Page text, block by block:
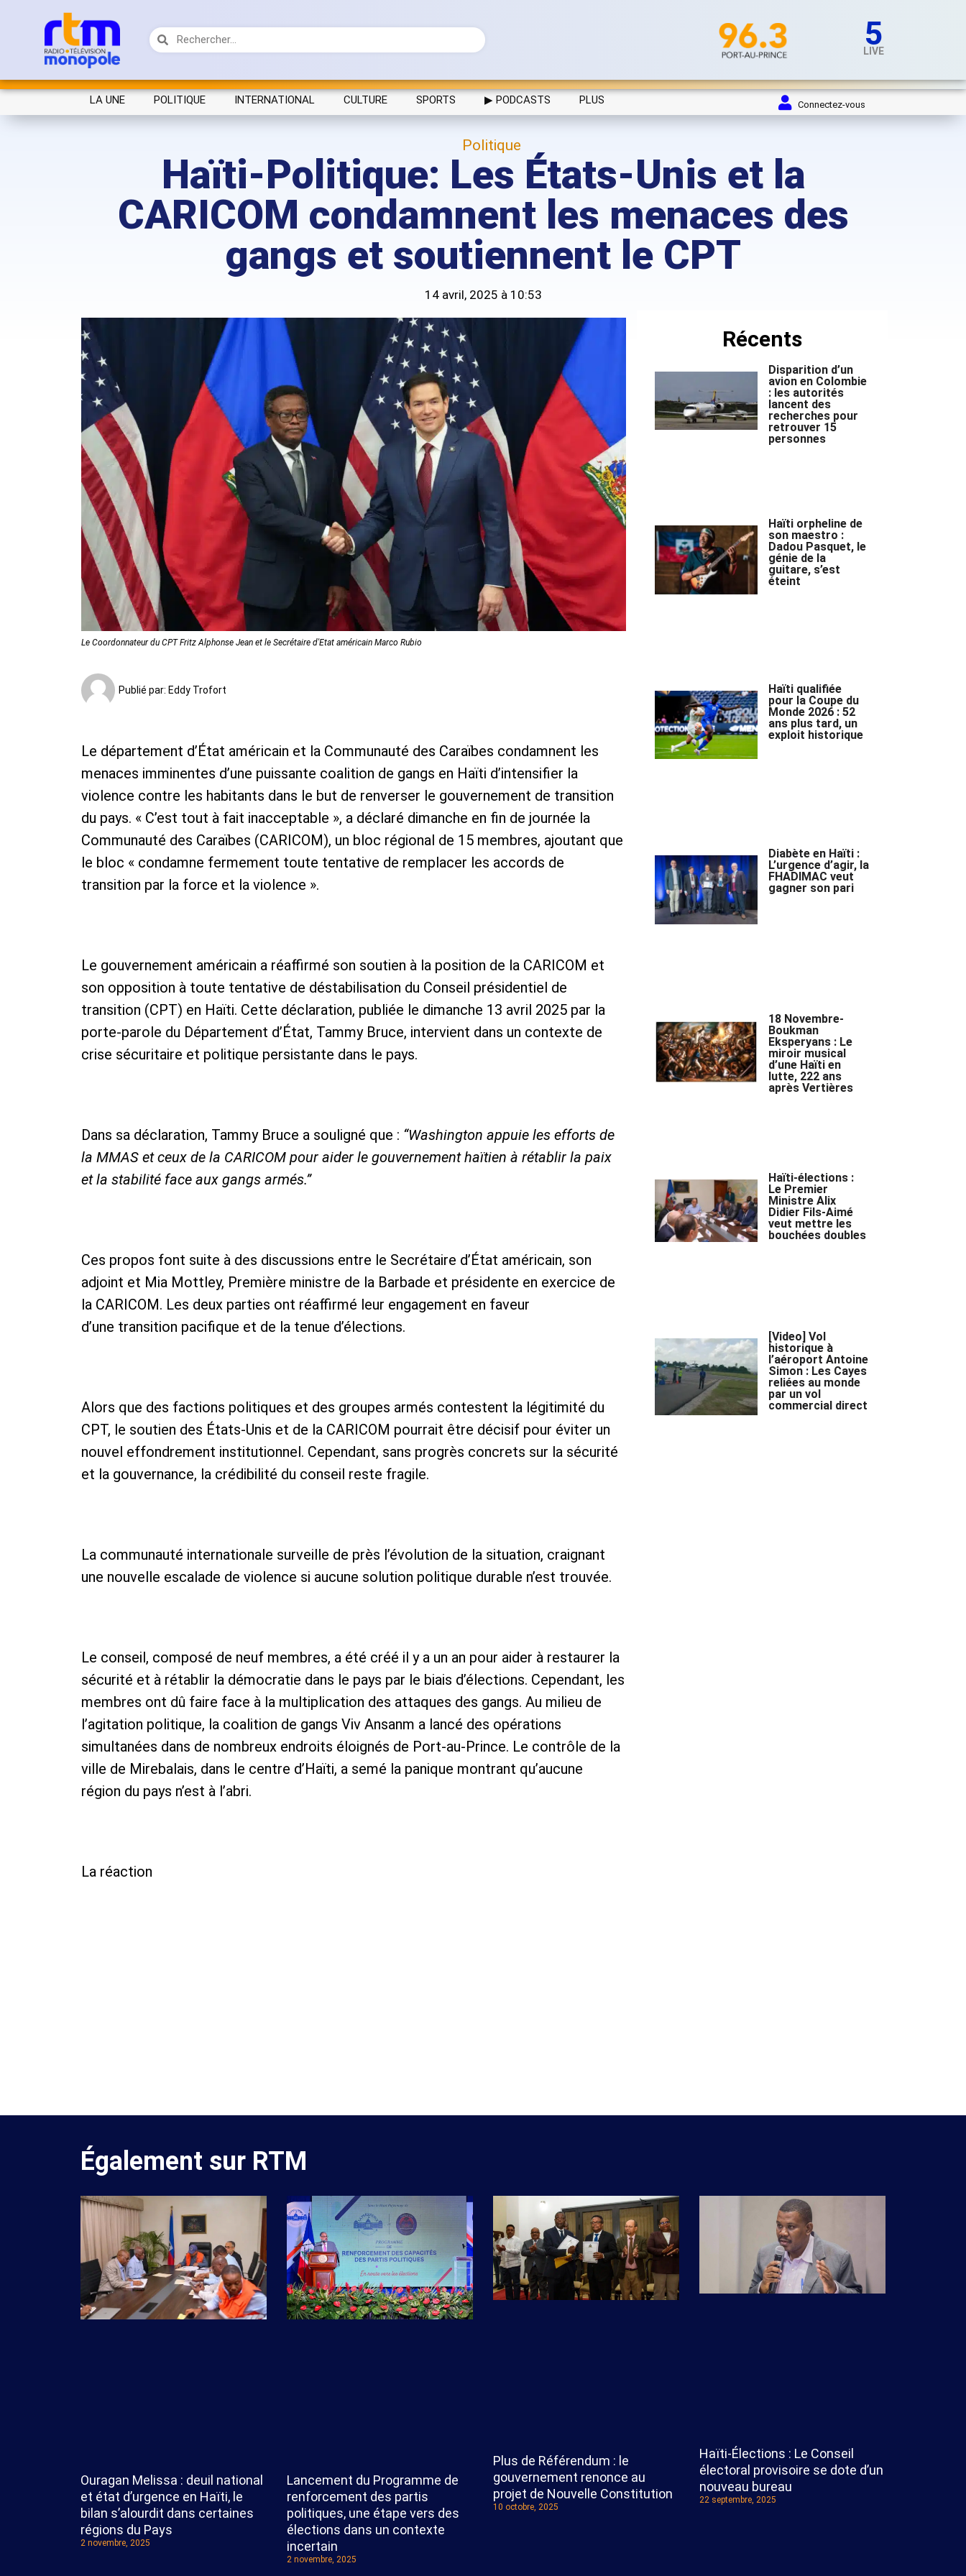
5
LIVE
LA UNE POLITIQUE INTERNATIONAL CULTURE SPORTS ▶ PODCASTS PLUS Connectez-vous
Politique
Haïti-Politique: Les États-Unis et la
CARICOM condamnent les menaces des
gangs et soutiennent le CPT
14 avril, 2025 à 10:53
Le Coordonnateur du CPT Fritz Alphonse Jean et le Secrétaire d'Etat américain Marco Rubio
Publié par: Eddy Trofort
Le département d’État américain et la Communauté des Caraïbes condamnent les
menaces imminentes d’une puissante coalition de gangs en Haïti d’intensifier la
violence contre les habitants dans le but de renverser le gouvernement de transition
du pays. « C’est tout à fait inacceptable », a déclaré dimanche en fin de journée la
Communauté des Caraïbes (CARICOM), un bloc régional de 15 membres, ajoutant que
le bloc « condamne fermement toute tentative de remplacer les accords de
transition par la force et la violence ».
Le gouvernement américain a réaffirmé son soutien à la position de la CARICOM et
son opposition à toute tentative de déstabilisation du Conseil présidentiel de
transition (CPT) en Haïti. Cette déclaration, publiée le dimanche 13 avril 2025 par la
porte-parole du Département d’État, Tammy Bruce, intervient dans un contexte de
crise sécuritaire et politique persistante dans le pays.
Dans sa déclaration, Tammy Bruce a souligné que : “Washington appuie les efforts de
la MMAS et ceux de la CARICOM pour aider le gouvernement haïtien à rétablir la paix
et la stabilité face aux gangs armés.”
Ces propos font suite à des discussions entre le Secrétaire d’État américain, son
adjoint et Mia Mottley, Première ministre de la Barbade et présidente en exercice de
la CARICOM. Les deux parties ont réaffirmé leur engagement en faveur
d’une transition pacifique et de la tenue d’élections.
Alors que des factions politiques et des groupes armés contestent la légitimité du
CPT, le soutien des États-Unis et de la CARICOM pourrait être décisif pour éviter un
nouvel effondrement institutionnel. Cependant, sans progrès concrets sur la sécurité
et la gouvernance, la crédibilité du conseil reste fragile.
La communauté internationale surveille de près l’évolution de la situation, craignant
une nouvelle escalade de violence si aucune solution politique durable n’est trouvée.
Le conseil, composé de neuf membres, a été créé il y a un an pour aider à restaurer la
sécurité et à rétablir la démocratie dans le pays par le biais d’élections. Cependant, les
membres ont dû faire face à la multiplication des attaques des gangs. Au milieu de
l’agitation politique, la coalition de gangs Viv Ansanm a lancé des opérations
simultanées dans de nombreux endroits éloignés de Port-au-Prince. Le contrôle de la
ville de Mirebalais, dans le centre d’Haïti, a semé la panique montrant qu’aucune
région du pays n’est à l’abri.
La réaction
Récents
Disparition d’un
avion en Colombie
: les autorités
lancent des
recherches pour
retrouver 15
personnes
Haïti orpheline de
son maestro :
Dadou Pasquet, le
génie de la
guitare, s’est
éteint
Haïti qualifiée
pour la Coupe du
Monde 2026 : 52
ans plus tard, un
exploit historique
Diabète en Haïti :
L’urgence d’agir, la
FHADIMAC veut
gagner son pari
18 Novembre-
Boukman
Eksperyans : Le
miroir musical
d’une Haïti en
lutte, 222 ans
après Vertières
Haïti-élections :
Le Premier
Ministre Alix
Didier Fils-Aimé
veut mettre les
bouchées doubles
[Video] Vol
historique à
l’aéroport Antoine
Simon : Les Cayes
reliées au monde
par un vol
commercial direct
Également sur RTM
Ouragan Melissa : deuil national
et état d’urgence en Haïti, le
bilan s’alourdit dans certaines
régions du Pays
2 novembre, 2025
Lancement du Programme de
renforcement des partis
politiques, une étape vers des
élections dans un contexte
incertain
2 novembre, 2025
Plus de Référendum : le
gouvernement renonce au
projet de Nouvelle Constitution
10 octobre, 2025
Haïti-Élections : Le Conseil
électoral provisoire se dote d’un
nouveau bureau
22 septembre, 2025